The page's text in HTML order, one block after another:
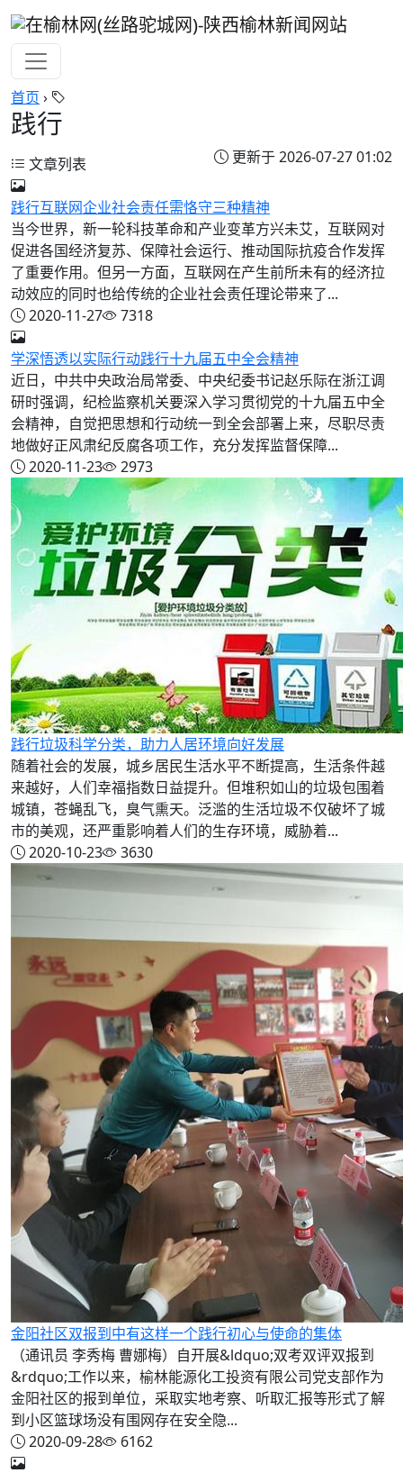
首页 ›
践行
更新于 2026-07-27 01:02
文章列表
践行互联网企业社会责任需恪守三种精神
当今世界，新一轮科技革命和产业变革方兴未艾，互联网对
促进各国经济复苏、保障社会运行、推动国际抗疫合作发挥
了重要作用。但另一方面，互联网在产生前所未有的经济拉
动效应的同时也给传统的企业社会责任理论带来了...
2020-11-27
7318
学深悟透以实际行动践行十九届五中全会精神
近日，中共中央政治局常委、中央纪委书记赵乐际在浙江调
研时强调，纪检监察机关要深入学习贯彻党的十九届五中全
会精神，自觉把思想和行动统一到全会部署上来，尽职尽责
地做好正风肃纪反腐各项工作，充分发挥监督保障...
2020-11-23
2973
践行垃圾科学分类，助力人居环境向好发展
随着社会的发展，城乡居民生活水平不断提高，生活条件越
来越好，人们幸福指数日益提升。但堆积如山的垃圾包围着
城镇，苍蝇乱飞，臭气熏天。泛滥的生活垃圾不仅破坏了城
市的美观，还严重影响着人们的生存环境，威胁着...
2020-10-23
3630
金阳社区双报到中有这样一个践行初心与使命的集体
（通讯员 李秀梅 曹娜梅）自开展&ldquo;双考双评双报到
&rdquo;工作以来，榆林能源化工投资有限公司党支部作为
金阳社区的报到单位，采取实地考察、听取汇报等形式了解
到小区篮球场没有围网存在安全隐...
2020-09-28
6162